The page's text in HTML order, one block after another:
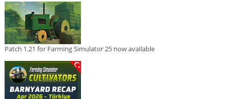
Patch 1.21 for Farming Simulator 25 now available